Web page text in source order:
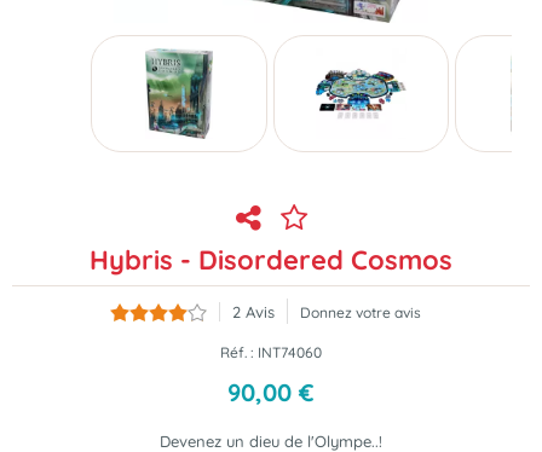
Hybris - Disordered Cosmos
2 Avis Donnez votre avis
Réf. : INT74060
90,00 €
Devenez un dieu de l'Olympe..!